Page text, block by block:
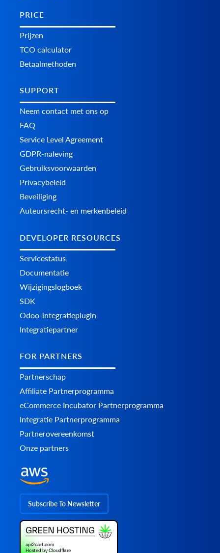
PRICE
Prijzen
TCO calculator
Betaalmethoden
SUPPORT
Neem contact met ons op
FAQ
Service Level Agreement
GDPR-naleving
Gebruiksvoorwaarden
Privacybeleid
Beveiliging
Auteursrecht- en merkenbeleid
DEVELOPER RESOURCES
Servicestatus
Documentatie
Wijzigingslogboek
SDK
Odoo-integratieplugin
Integratiepartner
FOR PARTNERS
Partnerschap
Affiliate Partnerprogramma
eCommerce Incubator Partnerprogramma
Integratie Partnerprogramma
Partnerovereenkomst
Onze partners
Subscribe To Newsletter